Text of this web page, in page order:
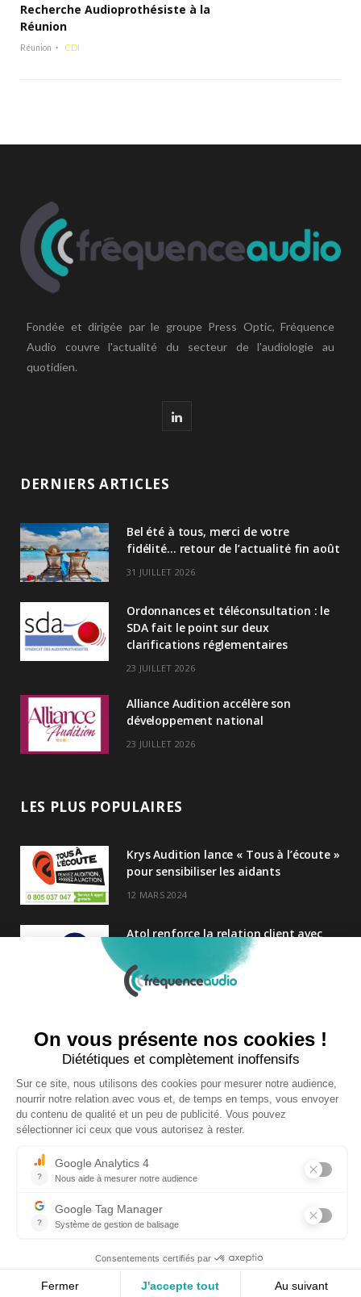
Recherche Audioprothésiste à la
Réunion
Réunion CDI
Fondée et dirigée par le groupe Press Optic, Fréquence
Audio couvre l'actualité du secteur de l'audiologie au
quotidien.
L
e
n
DERNIERS ARTICLES
Bel été à tous, merci de votre
fidélité… retour de l’actualité fin août
31 JUILLET 2026
Ordonnances et téléconsultation : le
SDA fait le point sur deux
clarifications réglementaires
23 JUILLET 2026
Alliance Audition accélère son
développement national
23 JUILLET 2026
LES PLUS POPULAIRES
Krys Audition lance « Tous à l’écoute »
pour sensibiliser les aidants
12 MARS 2024
Atol renforce la relation client avec
une nouvelle campagne axée sur la
satisfaction
25 FÉVRIER 2025
Audition Conseil
27 MARS 2024
Copyright © 2026 | Tous droits réservés |
Politique de confidentialité|Plan du site Visiperf